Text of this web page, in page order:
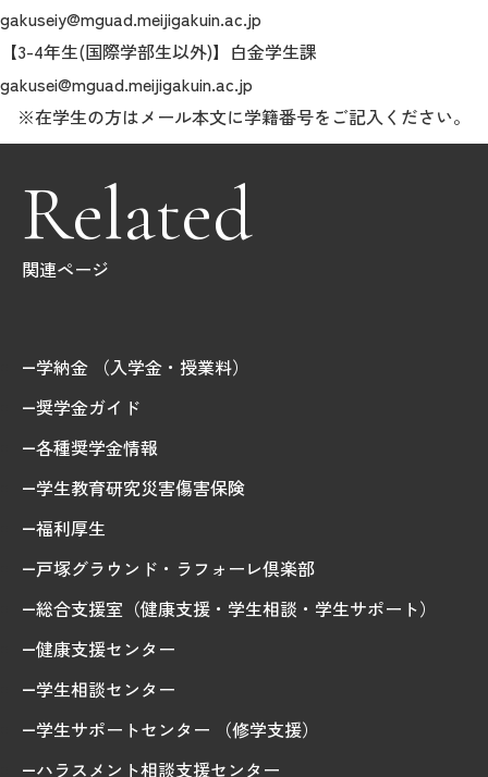
MGグッズ オンラインショップ
（外部サイト）
アクセス
gakuseiy@mguad.meijigakuin.ac.jp
【3-4年生(国際学部生以外)】白金学生課
gakusei@mguad.meijigakuin.ac.jp
※在学生の方はメール本文に学籍番号をご記入ください。
Related
関連ページ
学納金 （入学金・授業料）
奨学金ガイド
各種奨学金情報
学生教育研究災害傷害保険
福利厚生
戸塚グラウンド・ラフォーレ倶楽部
総合支援室（健康支援・学生相談・学生サポート）
健康支援センター
学生相談センター
学生サポートセンター （修学支援）
ハラスメント相談支援センター